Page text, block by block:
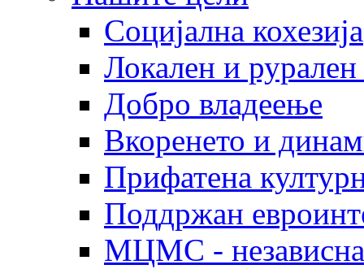
Социјална кохезија
Локален и рурален
Добро владеење
Вкоренето и
Прифатена
Поддржан
МЦМС - независна